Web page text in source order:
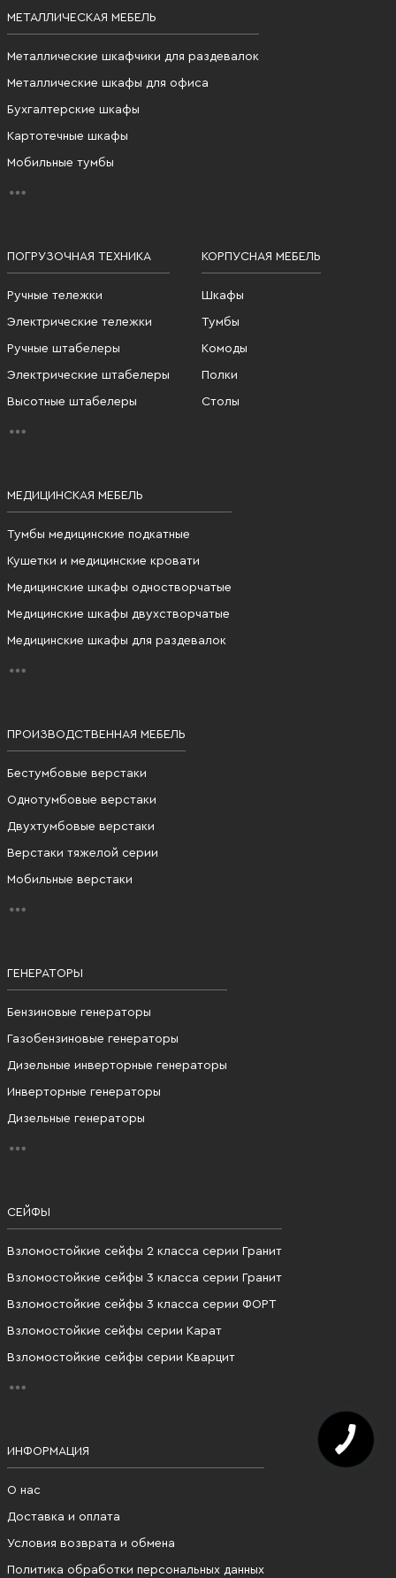
МЕТАЛЛИЧЕСКАЯ МЕБЕЛЬ
Металлические шкафчики для раздевалок
Металлические шкафы для офиса
Бухгалтерские шкафы
Картотечные шкафы
Мобильные тумбы
ПОГРУЗОЧНАЯ ТЕХНИКА
Ручные тележки
Электрические тележки
Ручные штабелеры
Электрические штабелеры
Высотные штабелеры
КОРПУСНАЯ МЕБЕЛЬ
Шкафы
Тумбы
Комоды
Полки
Столы
МЕДИЦИНСКАЯ МЕБЕЛЬ
Тумбы медицинские подкатные
Кушетки и медицинские кровати
Медицинские шкафы одностворчатые
Медицинские шкафы двухстворчатые
Медицинские шкафы для раздевалок
ПРОИЗВОДСТВЕННАЯ МЕБЕЛЬ
Бестумбовые верстаки
Однотумбовые верстаки
Двухтумбовые верстаки
Верстаки тяжелой серии
Мобильные верстаки
ГЕНЕРАТОРЫ
Бензиновые генераторы
Газобензиновые генераторы
Дизельные инверторные генераторы
Инверторные генераторы
Дизельные генераторы
СЕЙФЫ
Взломостойкие сейфы 2 класса серии Гранит
Взломостойкие сейфы 3 класса серии Гранит
Взломостойкие сейфы 3 класса серии ФОРТ
Взломостойкие сейфы серии Карат
Взломостойкие сейфы серии Кварцит
ИНФОРМАЦИЯ
О нас
Доставка и оплата
Условия возврата и обмена
Политика обработки персональных данных